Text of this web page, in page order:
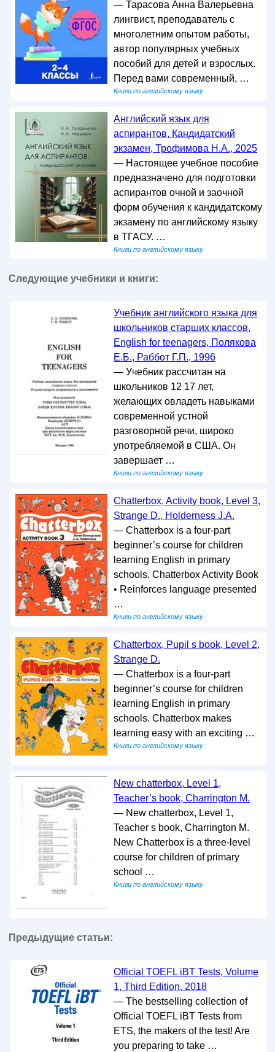
— Тарасова Анна Валерьевна
лингвист, преподаватель с
многолетним опытом работы,
автор популярных учебных
пособий для детей и взрослых.
Перед вами современный, …
Книги по английскому языку
Английский язык для
аспирантов, Кандидатский
экзамен, Трофимова Н.А., 2025
— Настоящее учебное пособие
предназначено для подготовки
аспирантов очной и заочной
форм обучения к кандидатскому
экзамену по английскому языку
в ТГАСУ. …
Книги по английскому языку
Следующие учебники и книги:
Учебник английского языка для
школьников старших классов,
English for teenagers, Полякова
Е.Б., Раббот Г.П., 1996
— Учебник рассчитан на
школьников 12 17 лет,
желающих овладеть навыками
современной устной
разговорной речи, широко
употребляемой в США. Он
завершает …
Книги по английскому языку
Chatterbox, Activity book, Level 3,
Strange D., Holderness J.A.
— Chatterbox is a four-part
beginner’s course for children
learning English in primary
schools. Chatterbox Activity Book
• Reinforces language presented
…
Книги по английскому языку
Chatterbox, Pupil s book, Level 2,
Strange D.
— Chatterbox is a four-part
beginner’s course for children
learning English in primary
schools. Chatterbox makes
learning easy with an exciting …
Книги по английскому языку
New chatterbox, Level 1,
Teacher’s book, Charrington M.
— New chatterbox, Level 1,
Teacher s book, Charrington M.
New Chatterbox is a three-level
course for children of primary
school …
Книги по английскому языку
Предыдущие статьи:
Official TOEFL iBT Tests, Volume
1, Third Edition, 2018
— The bestselling collection of
Official TOEFL iBT Tests from
ETS, the makers of the test! Are
you preparing to take …